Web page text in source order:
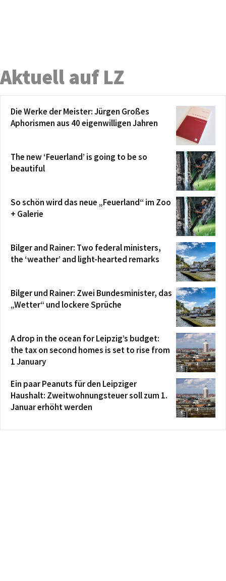
Aktuell auf LZ
Die Werke der Meister: Jürgen Großes
Aphorismen aus 40 eigenwilligen Jahren
The new ‘Feuerland’ is going to be so
beautiful
So schön wird das neue „Feuerland“ im Zoo
+ Galerie
Bilger and Rainer: Two federal ministers,
the ‘weather’ and light-hearted remarks
Bilger und Rainer: Zwei Bundesminister, das
„Wetter“ und lockere Sprüche
A drop in the ocean for Leipzig’s budget:
the tax on second homes is set to rise from
1 January
Ein paar Peanuts für den Leipziger
Haushalt: Zweitwohnungsteuer soll zum 1.
Januar erhöht werden